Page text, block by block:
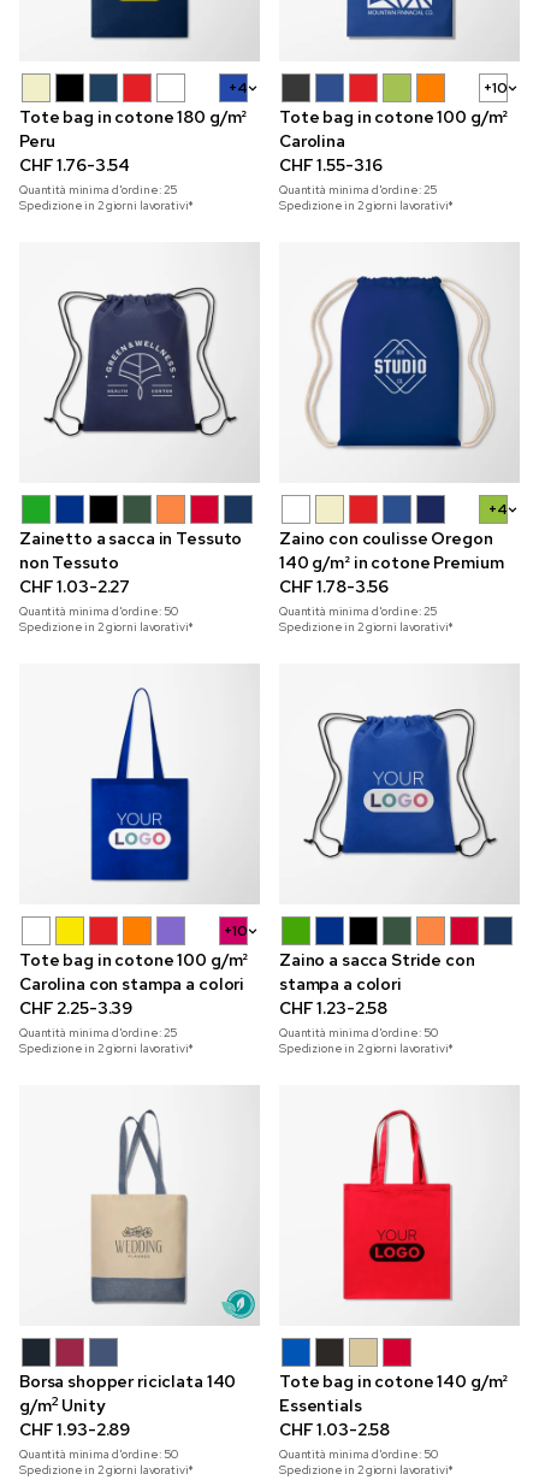
+4
Tote bag in cotone 180 g/m²
Peru
CHF 1.76-3.54
Quantità minima d'ordine:25
Spedizione in 2 giorni lavorativi*
+10
Tote bag in cotone 100 g/m²
Carolina
CHF 1.55-3.16
Quantità minima d'ordine:25
Spedizione in 2 giorni lavorativi*
Zainetto a sacca in Tessuto
non Tessuto
CHF 1.03-2.27
Quantità minima d'ordine: 50
Spedizione in 2 giorni lavorativi*
+4
Zaino con coulisse Oregon
140 g/m² in cotone Premium
CHF 1.78-3.56
Quantità minima d'ordine:25
Spedizione in 2 giorni lavorativi*
+10
Tote bag in cotone 100 g/m²
Carolina con stampa a colori
CHF 2.25-3.39
Quantità minima d'ordine:25
Spedizione in 2 giorni lavorativi*
Zaino a sacca Stride con
stampa a colori
CHF 1.23-2.58
Quantità minima d'ordine: 50
Spedizione in 2 giorni lavorativi*
Borsa shopper riciclata 140
g/m2Unity
CHF 1.93-2.89
Quantità minima d'ordine: 50
Spedizione in 2 giorni lavorativi*
Tote bag in cotone 140 g/m²
Essentials
CHF 1.03-2.58
Quantità minima d'ordine: 50
Spedizione in 2 giorni lavorativi*